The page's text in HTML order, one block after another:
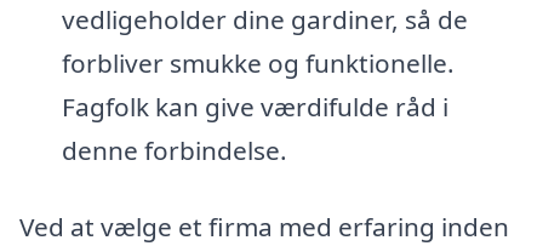
vedligeholder dine gardiner, så de
forbliver smukke og funktionelle.
Fagfolk kan give værdifulde råd i
denne forbindelse.
Ved at vælge et firma med erfaring inden